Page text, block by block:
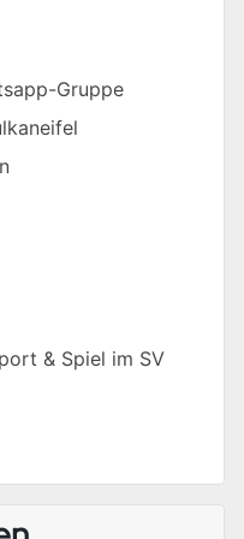
Gruppe
& Spiel im SV